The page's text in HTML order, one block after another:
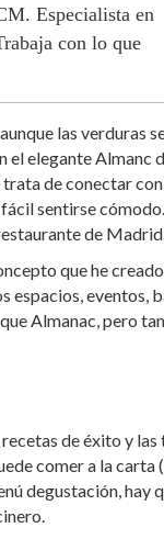
Especialista en
con lo que
las verduras
el elegante
de conectar
sentirse
restaurante de Madrid.
que he
espacios, eventos,
Almanac, pero
de éxito y
comer a la
degustación, hay